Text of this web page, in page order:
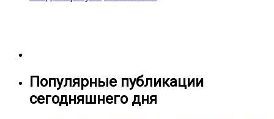
Популярные публикации
сегодняшнего дня